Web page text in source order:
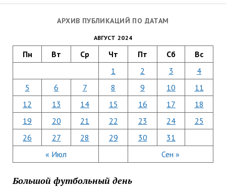
АРХИВ ПУБЛИКАЦИЙ ПО ДАТАМ
АВГУСТ 2024
Пн Вт Ср Чт Пт Сб Вс
« Июл Сен »
1 2 3
4
5
6 7 8 9 10
11
12
13 14 15 16 17
18
19
20 21 22 23 24
25
26
27 28 29 30 31
Большой футбольный день